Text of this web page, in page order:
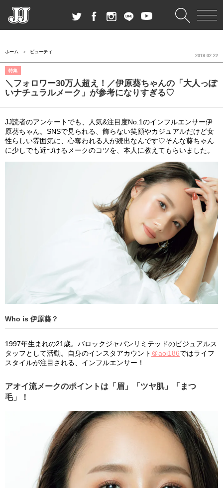
ホーム ビューティ
特集
＼フォロワー30万人超え！／伊原葵ちゃんの「大人っぽ
いナチュラルメーク」が参考になりすぎる♡
2019.02.22
JJ読者のアンケートでも、人気&注目度No.1のインフルエンサー伊
原葵ちゃん。SNSで見られる、飾らない笑顔やカジュアルだけど女
性らしい雰囲気に、心奪われる人が続出なんです♡そんな葵ちゃん
に少しでも近づけるメークのコツを、本人に教えてもらいました。
Who is 伊原葵？
1997年生まれの21歳。バロックジャパンリミテッドのビジュアルス
タッフとして活動。自身のインスタアカウント ＠aoi186ではライフ
スタイルが注目される、インフルエンサー！
アオイ流メークのポイントは「眉」「ツヤ肌」「まつ
毛」！